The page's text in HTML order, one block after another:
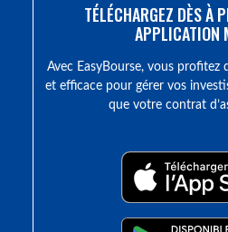
TÉLÉCHARGEZ DÈS À
APPLICATION
Avec EasyBourse, vous profitez
et efficace pour gérer vos
que votre contrat